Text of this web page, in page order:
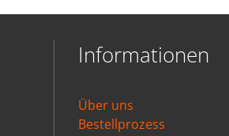
Informationen
Über uns
Bestellprozess